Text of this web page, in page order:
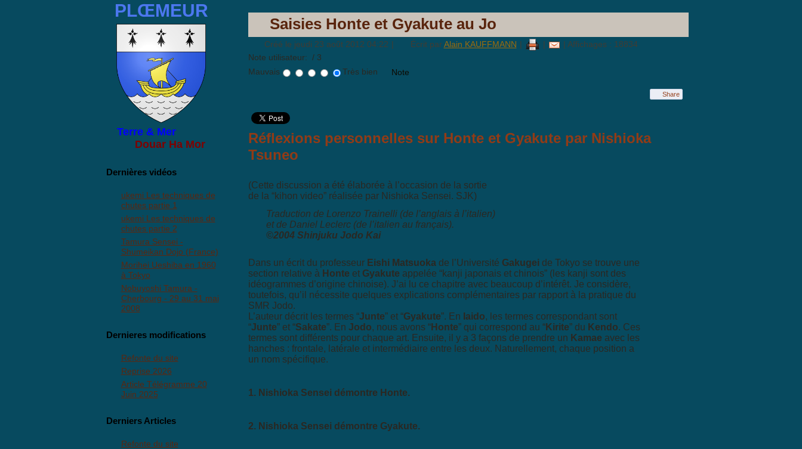
PLŒMEUR
Terre & Mer
Douar Ha Mor
Dernières vidéos
ukemi Les techniques de
chutes partie 1
ukemi Les techniques de
chutes partie 2
Tamura Sensei -
Shumeikan Dojo (France)
Morihei Ueshiba en 1960
à Tokyo
Nobuyoshi Tamura -
Cherbourg - 29 au 31 mai
2008
Dernieres modifications
Refonte du site
Reprise 2026
Article Télégramme 20
Juin 2025
Derniers Articles
Refonte du site
Saisies Honte et Gyakute au Jo
Créé le jeudi 23 août 2012 04:22 | Écrit parAlain KAUFFMANN | |
| Affichages : 18834
Note utilisateur: / 3
Mauvais
Très bien
Share
Réflexions personnelles sur Honte et Gyakute par Nishioka
Tsuneo
(Cette discussion a été élaborée à l’occasion de la sortie
de la “kihon video” réalisée par Nishioka Sensei. SJK)
Traduction de Lorenzo Trainelli (de l’anglais à l’italien)
et de Daniel Leclerc (de l’italien au français).
©2004 Shinjuku Jodo Kai
Dans un écrit du professeur Eishi Matsuokade l’Université Gakugei de Tokyo se trouve une
section relative à Honte et Gyakute appelée “kanji japonais et chinois” (les kanji sont des
idéogrammes d’origine chinoise). J’ai lu ce chapitre avec beaucoup d’intérêt. Je considère,
toutefois, qu’il nécessite quelques explications complémentaires par rapport à la pratique du
SMR Jodo.
L’auteur décrit les termes “Junte” et “Gyakute”. En Iaido, les termes correspondant sont
“Junte” et “Sakate”. En Jodo, nous avons “Honte” qui correspond au “Kirite” du Kendo. Ces
termes sont différents pour chaque art. Ensuite, il y a 3 façons de prendre un Kamae avec les
hanches : frontale, latérale et intermédiaire entre les deux. Naturellement, chaque position a
un nom spécifique.
1. Nishioka Sensei démontre Honte.
2. Nishioka Sensei démontre Gyakute.